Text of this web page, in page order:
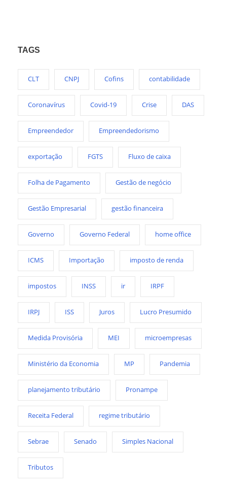
TAGS
CLT CNPJ Cofins contabilidade
Coronavírus Covid-19 Crise DAS
Empreendedor Empreendedorismo
exportação FGTS Fluxo de caixa
Folha de Pagamento Gestão de negócio
Gestão Empresarial gestão financeira
Governo Governo Federal home office
ICMS Importação imposto de renda
impostos INSS ir IRPF
IRPJ ISS Juros Lucro Presumido
Medida Provisória MEI microempresas
Ministério da Economia MP Pandemia
planejamento tributário Pronampe
Receita Federal regime tributário
Sebrae Senado Simples Nacional
Tributos